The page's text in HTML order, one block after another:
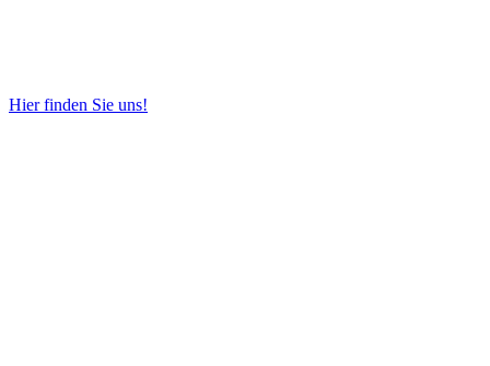
Hier finden Sie uns!